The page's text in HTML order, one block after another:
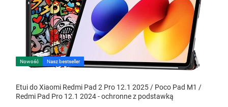
Nowość Nasz bestseller
Etui do Xiaomi Redmi Pad 2 Pro 12.1 2025 / Poco Pad M1 /
Redmi Pad Pro 12.1 2024 - ochronne z podstawką